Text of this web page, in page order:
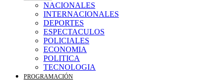
NACIONALES
INTERNACIONALES
DEPORTES
ESPECTACULOS
POLICIALES
ECONOMIA
POLITICA
TECNOLOGIA
PROGRAMACIÓN